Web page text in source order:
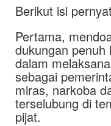
Berikut isi
Pertama,
dukungan penuh
dalam
sebagai
miras, narkoba
terselubung di
pijat.